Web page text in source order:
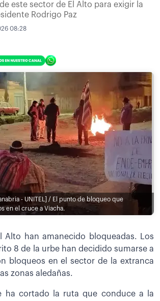
este sector de El Alto para exigir la
Rodrigo Paz
08:28
- UNITEL] / El punto de bloqueo que
en el cruce a Viacha.
Alto han amanecido bloqueadas. Los
8 de la urbe han decidido sumarse a
bloqueos en el sector de la extranca
zonas aledañas.
ha cortado la ruta que conduce a la